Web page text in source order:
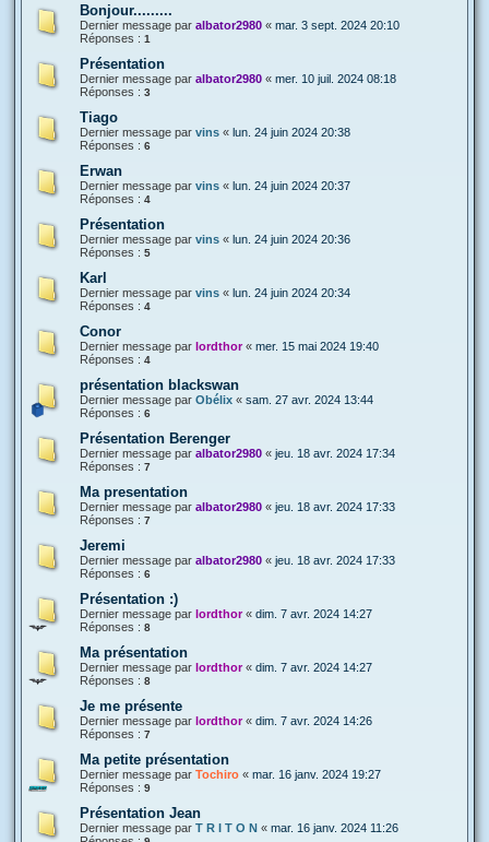
Bonjour.........
Dernier message par albator2980 « mar. 3 sept. 2024 20:10
Réponses : 1
Présentation
Dernier message par albator2980 « mer. 10 juil. 2024 08:18
Réponses : 3
Tiago
Dernier message par vins « lun. 24 juin 2024 20:38
Réponses : 6
Erwan
Dernier message par vins « lun. 24 juin 2024 20:37
Réponses : 4
Présentation
Dernier message par vins « lun. 24 juin 2024 20:36
Réponses : 5
Karl
Dernier message par vins « lun. 24 juin 2024 20:34
Réponses : 4
Conor
Dernier message par lordthor« mer. 15 mai 2024 19:40
Réponses : 4
présentation blackswan
Dernier message par Obélix « sam. 27 avr. 2024 13:44
Réponses : 6
Présentation Berenger
Dernier message par albator2980 « jeu. 18 avr. 2024 17:34
Réponses : 7
Ma presentation
Dernier message par albator2980 « jeu. 18 avr. 2024 17:33
Réponses : 7
Jeremi
Dernier message par albator2980 « jeu. 18 avr. 2024 17:33
Réponses : 6
Présentation :)
Dernier message par lordthor« dim. 7 avr. 2024 14:27
Réponses : 8
Ma présentation
Dernier message par lordthor« dim. 7 avr. 2024 14:27
Réponses : 8
Je me présente
Dernier message par lordthor« dim. 7 avr. 2024 14:26
Réponses : 7
Ma petite présentation
Dernier message par Tochiro « mar. 16 janv. 2024 19:27
Réponses : 9
Présentation Jean
Dernier message par T R I T O N « mar. 16 janv. 2024 11:26